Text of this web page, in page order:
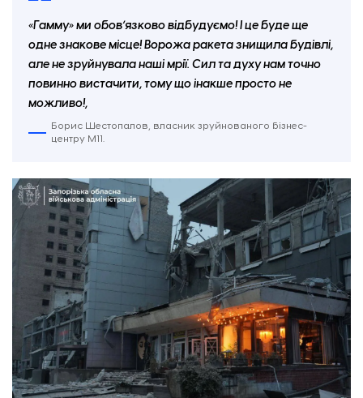
«Гамму» ми обовʼязково відбудуємо! І це буде ще
одне знакове місце! Ворожа ракета знищила будівлі,
але не зруйнувала наші мрії. Сил та духу нам точно
повинно вистачити, тому що інакше просто не
можливо!,
Борис Шестопалов, власник зруйнованого бізнес-
центру М11.